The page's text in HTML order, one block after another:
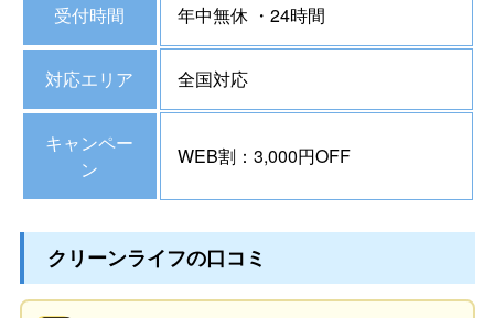
受付時間 年中無休 ・24時間
対応エリア 全国対応
キャンペー
ン
WEB割：3,000円OFF
クリーンライフの口コミ